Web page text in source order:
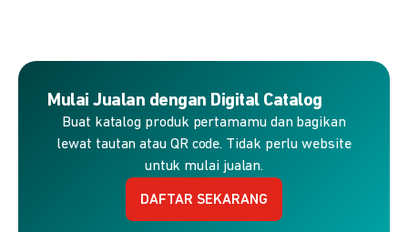
Mulai Jualan dengan Digital Catalog
Buat katalog produk pertamamu dan bagikan
lewat tautan atau QR code. Tidak perlu website
untuk mulai jualan.
DAFTAR SEKARANG